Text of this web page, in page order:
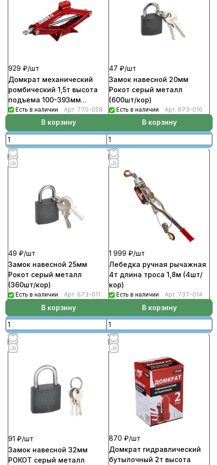
929 ₽/шт
Домкрат механический
ромбический 1,5т высота
подъема 100-393мм
резиновая площадка FALCO
(8шт/кор)
Есть в наличии Арт. 770-058
В корзину
47 ₽/шт
Замок навесной 20мм
Рокот серый металл
(600шт/кор)
Есть в наличии Арт. 673-010
В корзину
49 ₽/шт
Замок навесной 25мм
Рокот серый металл
(360шт/кор)
Есть в наличии Арт. 673-011
В корзину
1 999 ₽/шт
Лебедка ручная рычажная
4т длина троса 1,8м (4шт/
кор)
Есть в наличии Арт. 737-014
В корзину
91 ₽/шт
Замок навесной 32мм
РОКОТ серый металл
870 ₽/шт
Домкрат гидравлический
бутылочный 2т высота